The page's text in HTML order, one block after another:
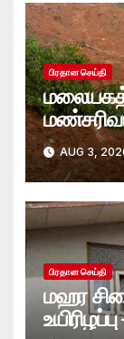
பிரதான செய்தி
மாயம்
AUG 3,
பிரதான செய்தி
மஹர